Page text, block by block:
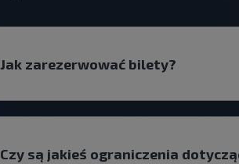
Jak zarezerwować bilety?
Czy są jakieś ograniczenia